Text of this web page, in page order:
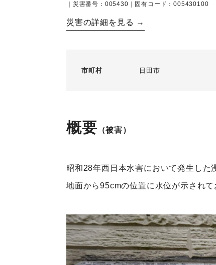
｜災害番号：005430｜固有コード：005430100
災害の詳細を見る →
市町村 日田市
概要 （被害）
昭和28年西日本水害において発生した
地面から95cmの位置に水位が示され